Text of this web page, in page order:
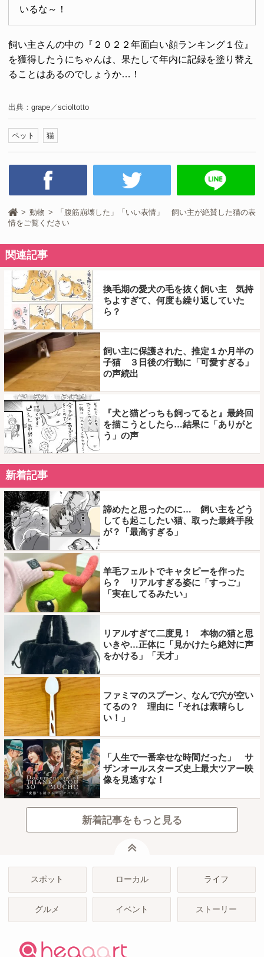
いるな～！
飼い主さんの中の『２０２２年面白い顔ランキング１位』
を獲得したうにちゃんは、果たして年内に記録を塗り替え
ることはあるのでしょうか…！
出典： grape／scioltotto
ペット 猫
動物
「腹筋崩壊した」「いい表情」 飼い主が絶賛した猫の表
情をご覧ください
関連記事
換毛期の愛犬の毛を抜く飼い主 気持
ちよすぎて、何度も繰り返していた
ら？
飼い主に保護された、推定１か月半の
子猫 ３日後の行動に「可愛すぎる」
の声続出
『犬と猫どっちも飼ってると』最終回
を描こうとしたら…結果に「ありがと
う」の声
新着記事
諦めたと思ったのに… 飼い主をどう
しても起こしたい猫、取った最終手段
が？「最高すぎる」
羊毛フェルトでキャタピーを作った
ら？ リアルすぎる姿に「すっご」
「実在してるみたい」
リアルすぎて二度見！ 本物の猫と思
いきや…正体に「見かけたら絶対に声
をかける」「天才」
ファミマのスプーン、なんで穴が空い
てるの？ 理由に「それは素晴らし
い！」
「人生で一番幸せな時間だった」 サ
ザンオールスターズ史上最大ツアー映
像を見逃すな！
新着記事をもっと見る
スポット ローカル ライフ
グルメ イベント ストーリー